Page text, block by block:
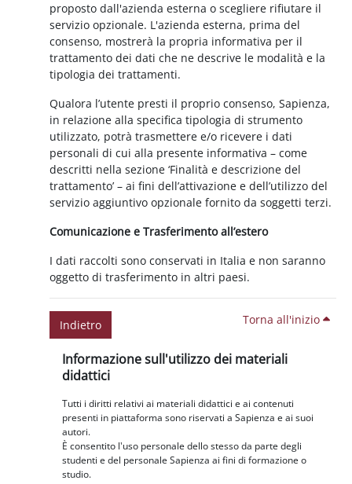
proposto dall'azienda esterna o scegliere rifiutare il
servizio opzionale. L'azienda esterna, prima del
consenso, mostrerà la propria informativa per il
trattamento dei dati che ne descrive le modalità e la
tipologia dei trattamenti.
Qualora l’utente presti il proprio consenso, Sapienza,
in relazione alla specifica tipologia di strumento
utilizzato, potrà trasmettere e/o ricevere i dati
personali di cui alla presente informativa – come
descritti nella sezione ‘Finalità e descrizione del
trattamento’ – ai fini dell’attivazione e dell’utilizzo del
servizio aggiuntivo opzionale fornito da soggetti terzi.
Comunicazione e Trasferimento all’estero
I dati raccolti sono conservati in Italia e non saranno
oggetto di trasferimento in altri paesi.
Indietro Torna all'inizio
Blocchi
Informazione sull'utilizzo dei materiali
didattici
Tutti i diritti relativi ai materiali didattici e ai contenuti
presenti in piattaforma sono riservati a Sapienza e ai suoi
autori.
È consentito l'uso personale dello stesso da parte degli
studenti e del personale Sapienza ai fini di formazione o
studio.